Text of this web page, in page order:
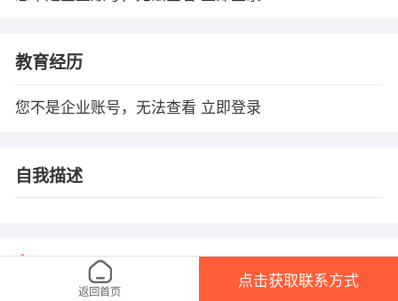
教育经历
您不是企业账号，无法查看 立即登录
自我描述
1、本平台仅供信息发布，不会收取押金、保证金！
返回首页
点击获取联系方式